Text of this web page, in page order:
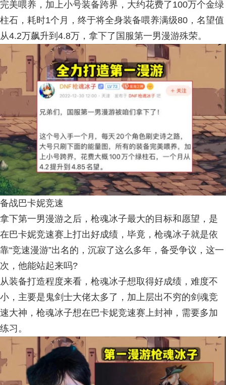
完美喂养，加上小号装备跨界，大约花费了100万个金绿
柱石，耗时1个月，终于将全身装备喂养满级80，名望值
从4.2万飙升到4.8万，拿下了国服第一男漫游殊荣。
备战巴卡妮竞速
拿下第一男漫游之后，枪魂冰子最大的目标和愿望，是
在巴卡妮竞速赛上打出好成绩，毕竟，枪魂冰子就是依
靠“竞速漫游”出名的，沉寂了这么多年，备受争议，这一
次，他能站起来吗?
从装备打造程度来看，枪魂冰子想取得好成绩，难度不
小，主要是鬼剑士大佬太多了，加上层出不穷的剑魂竞
速大神，枪魂冰子想在巴卡妮竞速赛上封神，需要多加
练习。